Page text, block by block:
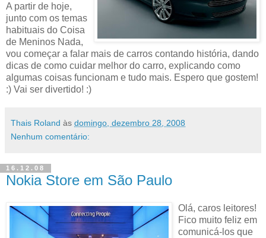
A partir de hoje,
junto com os temas
habituais do Coisa
de Meninos Nada,
vou começar a falar mais de carros contando história, dando
dicas de como cuidar melhor do carro, explicando como
algumas coisas funcionam e tudo mais. Espero que gostem!
:) Vai ser divertido! :)
Thais Roland às domingo, dezembro 28, 2008
Nenhum comentário:
16.12.08
Nokia Store em São Paulo
Olá, caros leitores!
Fico muito feliz em
comunicá-los que